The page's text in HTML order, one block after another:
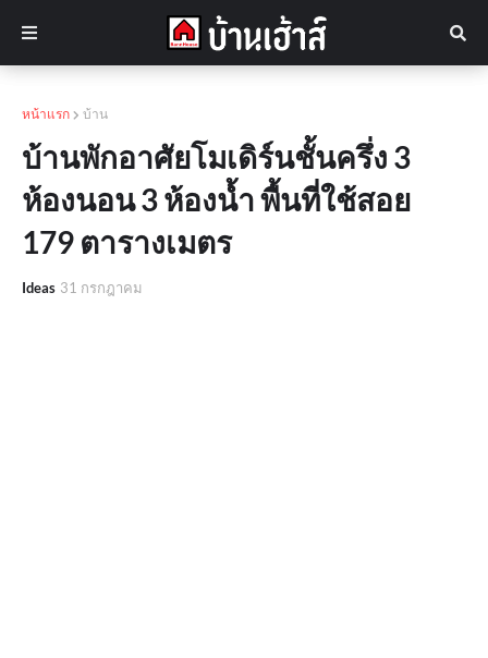
หน้าแรก บ้าน
บ้านพักอาศัยโมเดิร์นชั้นครึ่ง 3
ห้องนอน 3 ห้องน้ำ พื้นที่ใช้สอย
179 ตารางเมตร
Ideas 31 กรกฎาคม